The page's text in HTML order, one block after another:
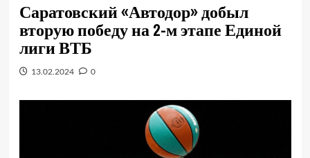
Саратовский «Автодор» добыл
вторую победу на 2-м этапе Единой
лиги ВТБ
13.02.2024 0